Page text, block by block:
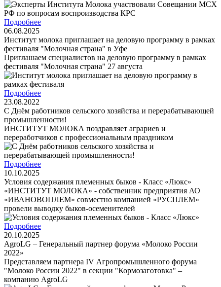
Подробнее
06.08.2025
Институт молока приглашает на деловую программу в рамках
фестиваля "Молочная страна" в Уфе
Приглашаем специалистов на деловую программу в рамках
фестиваля "Молочная страна" 27 августа
Подробнее
23.08.2022
С Днём работников сельского хозяйства и перерабатывающей
промышленности!
ИНСТИТУТ МОЛОКА поздравляет аграриев и
переработчиков с профессиональным праздником
Подробнее
10.10.2025
Условия содержания племенных быков - Класс «Люкс»
«ИНСТИТУТ МОЛОКА» - собственник предприятия АО
«ИВАНОВОПЛЕМ» совместно компанией «РУСПЛЕМ»
провели выводку быков-осеменителей
Подробнее
20.10.2025
AgroLG – Генеральный партнер форума «Молоко России
2022»
Представляем партнера IV Агропромышленного форума
"Молоко России 2022" в секции "Кормозаготовка" –
компанию AgroLG